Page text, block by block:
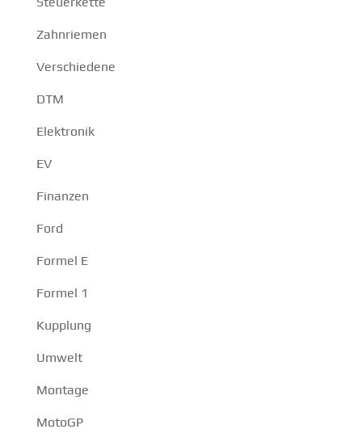
Zahnriemen
Verschiedene
DTM
Elektronik
EV
Finanzen
Ford
Formel E
Formel 1
Kupplung
Umwelt
Montage
MotoGP